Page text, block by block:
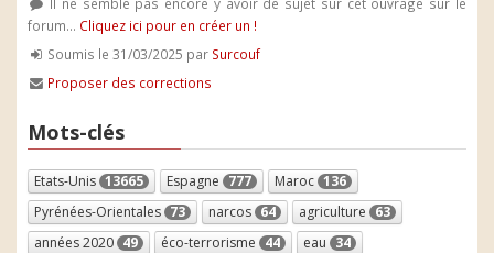
forum... Cliquez ici pour en créer un !
Soumis le 31/03/2025 par Surcouf
Proposer des corrections
Mots-clés
Etats-Unis 13665 Espagne 777 Maroc 136
Pyrénées-Orientales 73 narcos 64 agriculture 63
années 2020 49 éco-terrorisme 44 eau 34